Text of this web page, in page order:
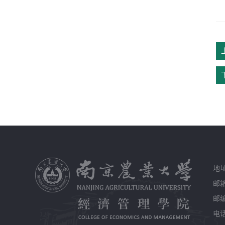
地
邮
邮
电